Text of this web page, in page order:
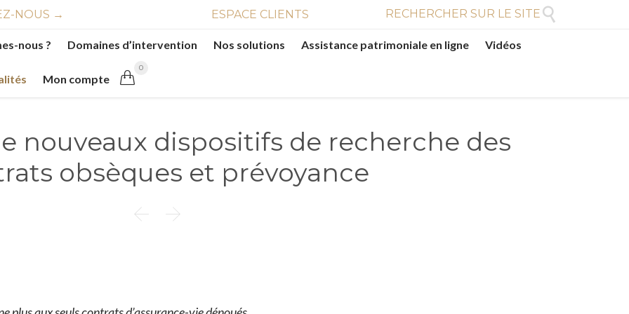
NOUS → ESPACE CLIENTS RECHERCHER SUR LE SITE 
nous ? Domaines d’intervention Nos solutions Assistance patrimoniale en ligne Vidéos
Mon compte 
0
nouveaux dispositifs de recherche des
obsèques et prévoyance
 